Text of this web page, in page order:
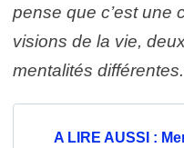
pense que c’est une
visions de la vie,
mentalités
A LIRE AUSSI :